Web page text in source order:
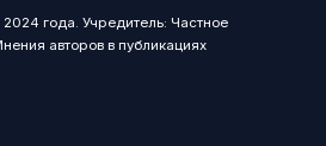
года. Учредитель: Частное
авторов в публикациях